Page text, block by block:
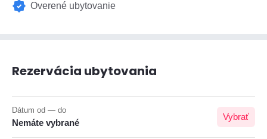
Overené ubytovanie
Rezervácia ubytovania
Dátum od — do
Nemáte vybrané
Vybrať